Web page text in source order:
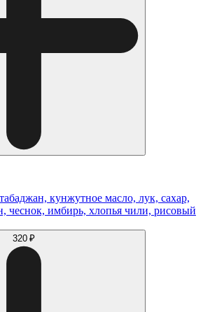
кунжутное масло, лук, сахар,
чеснок, имбирь, хлопья чили, рисовый
320 ₽